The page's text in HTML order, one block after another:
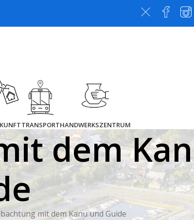
TRANSPORTHANDWERKSZENTRUM
dem
mit dem Kanu und Guide